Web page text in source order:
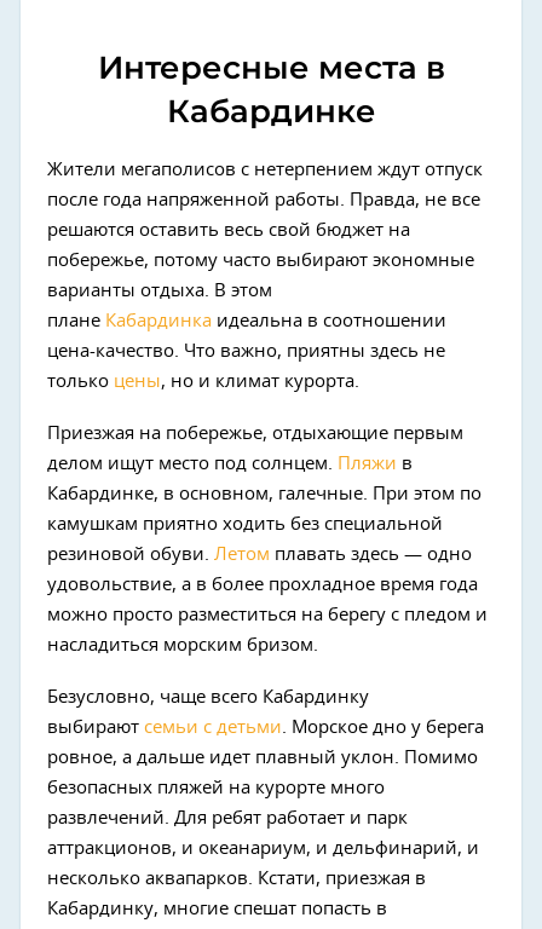
Интересные места в
Кабардинке
Жители мегаполисов с нетерпением ждут отпуск
после года напряженной работы. Правда, не все
решаются оставить весь свой бюджет на
побережье, потому часто выбирают экономные
варианты отдыха. В этом
плане Кабардинка идеальна в соотношении
цена-качество. Что важно, приятны здесь не
только цены, но и климат курорта.
Приезжая на побережье, отдыхающие первым
делом ищут место под солнцем.
Пляжи в
Кабардинке, в основном, галечные. При этом по
камушкам приятно ходить без специальной
резиновой обуви. Летом плавать здесь — одно
удовольствие, а в более прохладное время года
можно просто разместиться на берегу с пледом и
насладиться морским бризом.
Безусловно, чаще всего Кабардинку
выбирают семьи с детьми. Морское дно у берега
ровное, а дальше идет плавный уклон. Помимо
безопасных пляжей на курорте много
развлечений. Для ребят работает и парк
аттракционов, и океанариум, и дельфинарий, и
несколько аквапарков. Кстати, приезжая в
Кабардинку, многие спешат попасть в